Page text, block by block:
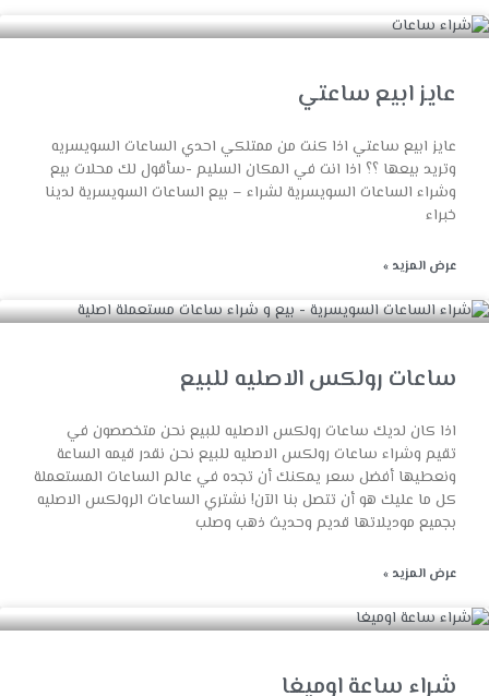
عايز ابيع ساعتي
عايز ابيع ساعتي اذا كنت من ممتلكي احدي الساعات السويسريه
وتريد بيعها ؟؟ اذا انت في المكان السليم -سأقول لك محلات بيع
وشراء الساعات السويسرية لشراء – بيع الساعات السويسرية لدينا
خبراء
عرض المزيد »
ساعات رولكس الاصليه للبيع
اذا كان لديك ساعات رولكس الاصليه للبيع نحن متخصصون في
تقيم وشراء ساعات رولكس الاصليه للبيع نحن نقدر قيمه الساعة
ونعطيها أفضل سعر يمكنك أن تجده في عالم الساعات المستعملة
كل ما عليك هو أن تتصل بنا الآن! نشتري الساعات الرولكس الاصليه
بجميع موديلاتها قديم وحديث ذهب وصلب
عرض المزيد »
شراء ساعة اوميغا